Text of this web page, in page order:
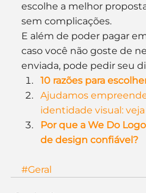
escolhe a melhor
sem complicações.
E além de poder pagar
caso você não goste de
enviada, pode pedir seu
10 razões para
Ajudamos
identidade visual:
Por que a We Do
de design confiável?
#Geral